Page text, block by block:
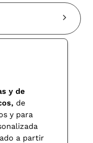
última y hacer que la calidad
ya que los ambientes de
y de
de
y para
a partir